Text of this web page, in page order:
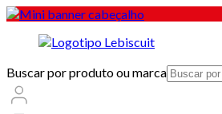
Buscar por produto ou marca